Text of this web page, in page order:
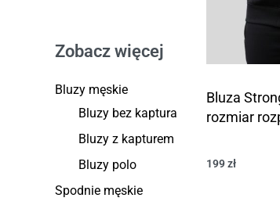
Zobacz więcej
Bluzy męskie
Bluzy bez kaptura
Bluzy z kapturem
Bluzy polo
Spodnie męskie
Bluza
rozmiar
199zł